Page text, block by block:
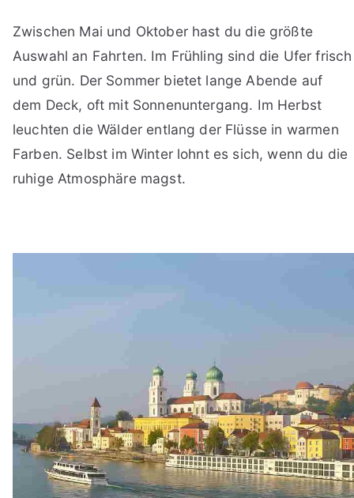
Zwischen Mai und Oktober hast du die größte
Auswahl an Fahrten. Im Frühling sind die Ufer frisch
und grün. Der Sommer bietet lange Abende auf
dem Deck, oft mit Sonnenuntergang. Im Herbst
leuchten die Wälder entlang der Flüsse in warmen
Farben. Selbst im Winter lohnt es sich, wenn du die
ruhige Atmosphäre magst.